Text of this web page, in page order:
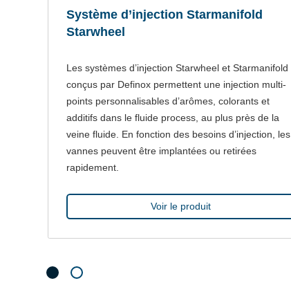
Système d’injection Starmanifold
Starwheel
Les systèmes d’injection Starwheel et Starmanifold
conçus par Definox permettent une injection multi-
points personnalisables d’arômes, colorants et
additifs dans le fluide process, au plus près de la
veine fluide. En fonction des besoins d’injection, les
vannes peuvent être implantées ou retirées
rapidement.
Voir le produit